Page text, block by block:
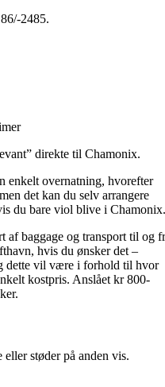
2485.
direkte til Chamonix.
enkelt overnatning, hvorefter
det kan du selv arrangere
du bare viol blive i Chamonix.
af baggage og transport til og
hvis du ønsker det –
dette vil være i forhold til hvor
kostpris. Anslået kr 800-
støder på anden vis.